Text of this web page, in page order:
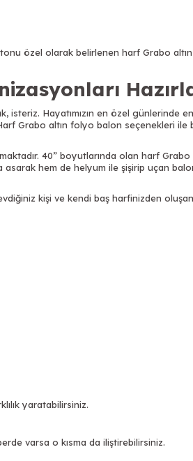
özel olarak belirlenen harf Grabo
isteriz. Hayatımızın en özel günlerinde
Grabo altın folyo balon seçenekleri ile
40” boyutlarında olan harf Grabo
hem de helyum ile şişirip uçan
kişi ve kendi baş harfinizden
yaratabilirsiniz.
varsa o kısma da iliştirebilirsiniz.